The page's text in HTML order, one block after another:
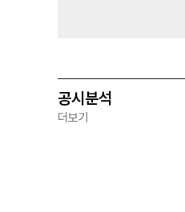
공시분석
더보기